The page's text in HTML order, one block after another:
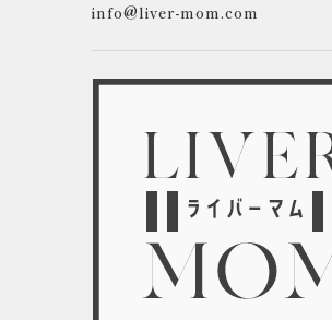
info@liver-mom.com